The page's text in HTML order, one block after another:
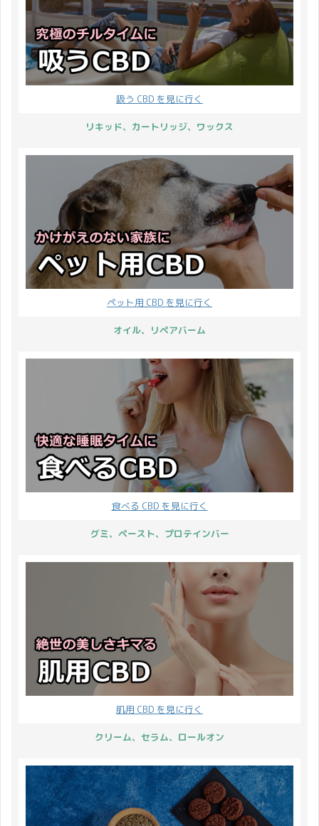
ずは実 ...
吸う CBD を見に行く
リキッド、カートリッジ、ワックス
ペット用 CBD を見に行く
オイル、リペアバーム
食べる CBD を見に行く
グミ、ペースト、プロテインバー
肌用 CBD を見に行く
クリーム、セラム、ロールオン